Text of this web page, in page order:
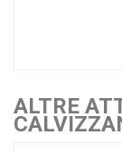
ALTRE